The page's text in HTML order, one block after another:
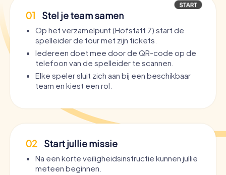
01 Stel je team samen
Op het verzamelpunt (Hofstatt 7) start de
spelleider de tour met zijn tickets.
Iedereen doet mee door de QR-code op de
telefoon van de spelleider te scannen.
Elke speler sluit zich aan bij een beschikbaar
team en kiest een rol.
02 Start jullie missie
Na een korte veiligheidsinstructie kunnen jullie
meteen beginnen.